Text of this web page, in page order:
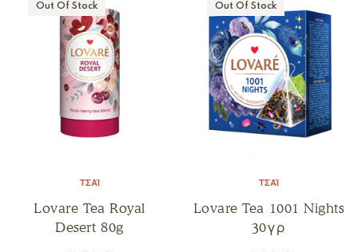
Out Of Stock
ΤΣΆΙ
Lovare Tea Royal
Desert 80g
Out Of Stock
ΤΣΆΙ
Lovare Tea 1001 Nights
30γρ